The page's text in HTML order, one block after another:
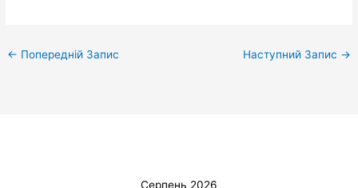
← Попередній Запис Наступний Запис →
Серпень 2026